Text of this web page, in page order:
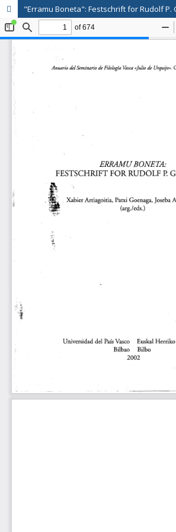
"Erramu Boneta": Festschrift for Rudolf P.